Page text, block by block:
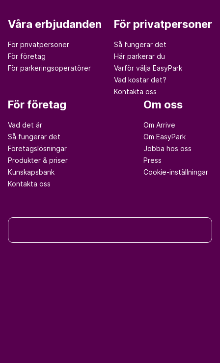
Våra erbjudanden
För privatpersoner
För företag
För parkeringsoperatörer
För privatpersoner
Så fungerar det
Här parkerar du
Varför välja EasyPark
Vad kostar det?
Kontakta oss
För företag
Vad det är
Så fungerar det
Företagslösningar
Produkter & priser
Kunskapsbank
Kontakta oss
Om oss
Om Arrive
Om EasyPark
Jobba hos oss
Press
Cookie-inställningar